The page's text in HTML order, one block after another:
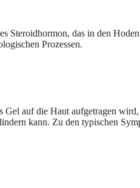
Steroidhormon, das in den
Prozessen.
auf die Haut aufgetragen
kann. Zu den typischen